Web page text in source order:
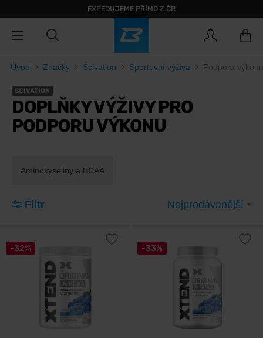
EXPEDUJEME PŘÍMO Z ČR
Úvod Značky Scivation Sportovní výživa Podpora výkonu
SCIVATION
DOPLŇKY VÝŽIVY PRO
PODPORU VÝKONU
Aminokyseliny a BCAA
Filtr Nejprodávanější
-32% -33%